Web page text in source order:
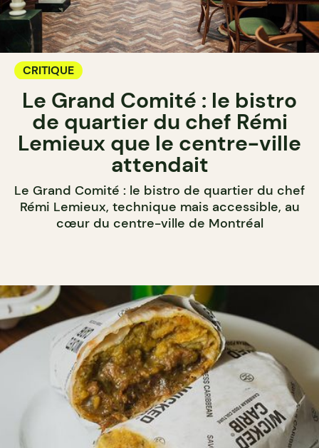
CRITIQUE
Le Grand Comité : le bistro
de quartier du chef Rémi
Lemieux que le centre-ville
attendait
Le Grand Comité : le bistro de quartier du chef
Rémi Lemieux, technique mais accessible, au
cœur du centre-ville de Montréal